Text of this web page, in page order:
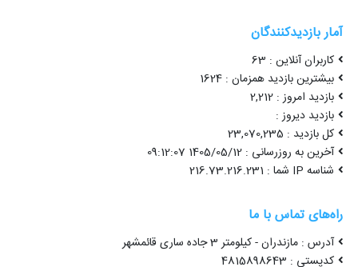
آمار بازدیدکنندگان
کاربران آنلاین : 63
بیشترین بازدید همزمان : 1624
بازدید امروز : 2,212
بازدید دیروز :
کل بازدید : 23,070,235
آخرین به روزرسانی : 1405/05/12 09:12:07
شناسه IP شما : 216.73.216.231
راه‌های تماس با ما
آدرس : مازندران - کیلومتر 3 جاده ساری قائمشهر
کدپستی : 4815898643